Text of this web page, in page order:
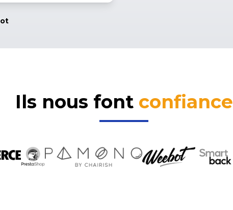
Ils nous font confiance